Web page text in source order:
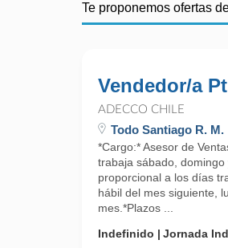
Te proponemos ofertas
Vendedor/a
ADECCO CHILE
Todo Santiago R. M.
*Cargo:* Asesor de
trabaja sábado,
proporcional a los días
hábil del mes siguiente,
mes.*Plazos ...
Indefinido
Jornada